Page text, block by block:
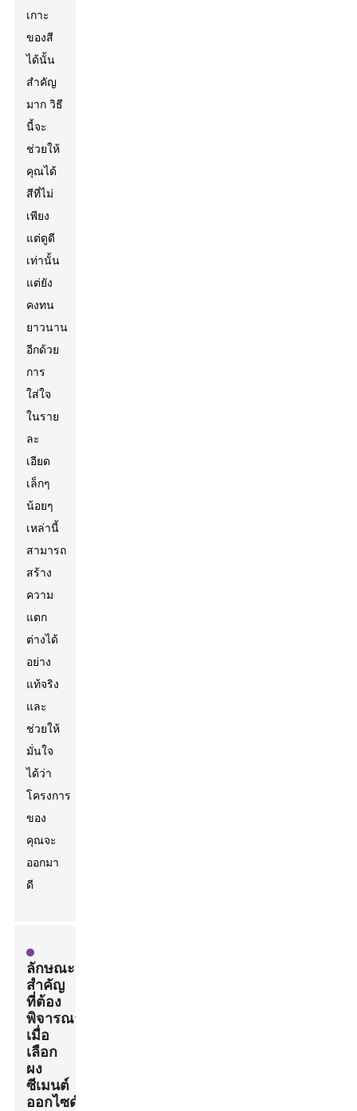
เกาะ
ของสี
ได้นั้น
สำคัญ
มาก วิธี
นี้จะ
ช่วยให้
คุณได้
สีที่ไม่
เพียง
แต่ดูดี
เท่านั้น
แต่ยัง
คงทน
ยาวนาน
อีกด้วย
การ
ใส่ใจ
ในราย
ละ
เอียด
เล็กๆ
น้อยๆ
เหล่านี้
สามารถ
สร้าง
ความ
แตก
ต่างได้
อย่าง
แท้จริง
และ
ช่วยให้
มั่นใจ
ได้ว่า
โครงการ
ของ
คุณจะ
ออกมา
ดี
ลักษณะ
สำคัญ
ที่ต้อง
พิจารณา
เมื่อ
เลือก
ผง
ซีเมนต์
ออกไซด์